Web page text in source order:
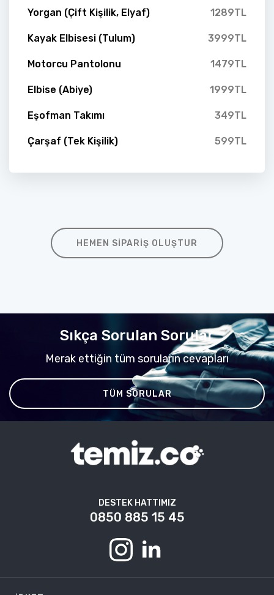
Yorgan (Çift Kişilik, Elyaf) 1289TL
Kayak Elbisesi (Tulum) 3999TL
Motorcu Pantolonu 1479TL
Elbise (Abiye) 1999TL
Eşofman Takımı 349TL
Çarşaf (Tek Kişilik) 599TL
HEMEN SIPARIŞ OLUŞTUR
Sıkça Sorulan Sorular
Merak ettiğin tüm soruların cevapları
TÜM SORULAR
DESTEK HATTIMIZ
0850 885 15 45